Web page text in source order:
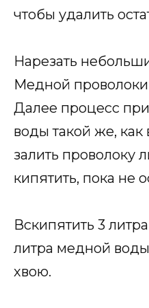
чтобы удалить
Нарезать
Медной
Далее процесс
воды такой же,
залить проволоку
кипятить, пока не
Вскипятить 3
литра медной
хвою.